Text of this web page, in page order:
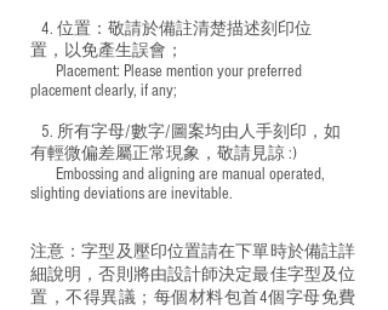
4. 位置：敬請於備註清楚描述刻印位
置，以免產生誤會；
​ Placement: Please mention your preferred
placement clearly, if any;
5. 所有字母/數字/圖案均由人手刻印，如
有輕微偏差屬正常現象，敬請見諒 :)
​ Embossing and aligning are manual operated,
slighting deviations are inevitable.
注意：字型及壓印位置請在下單時於備註詳
細說明，否則將由設計師決定最佳字型及位
置，不得異議；每個材料包首4個字母免費